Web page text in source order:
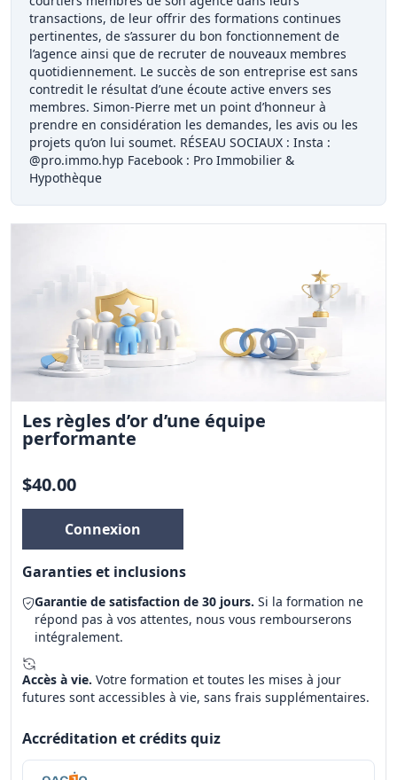
transactions, de leur offrir des formations continues
pertinentes, de s’assurer du bon fonctionnement de
l’agence ainsi que de recruter de nouveaux membres
quotidiennement. Le succès de son entreprise est sans
contredit le résultat d’une écoute active envers ses
membres. Simon-Pierre met un point d’honneur à
prendre en considération les demandes, les avis ou les
projets qu’on lui soumet. RÉSEAU SOCIAUX : Insta :
@pro.immo.hyp Facebook : Pro Immobilier &
Hypothèque
Les règles d’or d’une équipe
performante
$40.00
Connexion
Garanties et inclusions
Garantie de satisfaction de 30 jours. Si la formation ne
répond pas à vos attentes, nous vous rembourserons
intégralement.
Accès à vie. Votre formation et toutes les mises à jour
futures sont accessibles à vie, sans frais supplémentaires.
Accréditation et crédits quiz